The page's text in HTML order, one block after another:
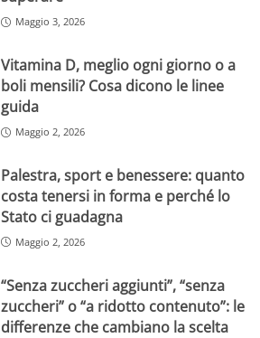
Maggio 3, 2026
Vitamina D, meglio ogni giorno o a
boli mensili? Cosa dicono le linee
guida
Maggio 2, 2026
Palestra, sport e benessere: quanto
costa tenersi in forma e perché lo
Stato ci guadagna
Maggio 2, 2026
“Senza zuccheri aggiunti”, “senza
zuccheri” o “a ridotto contenuto”: le
differenze che cambiano la scelta